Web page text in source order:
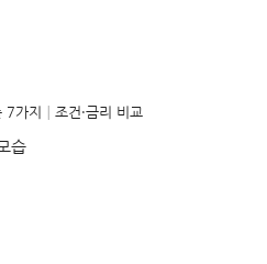
7가지│조건·금리 비교